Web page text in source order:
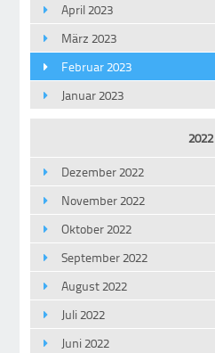
April 2023
März 2023
Februar 2023
Januar 2023
2022
Dezember 2022
November 2022
Oktober 2022
September 2022
August 2022
Juli 2022
Juni 2022